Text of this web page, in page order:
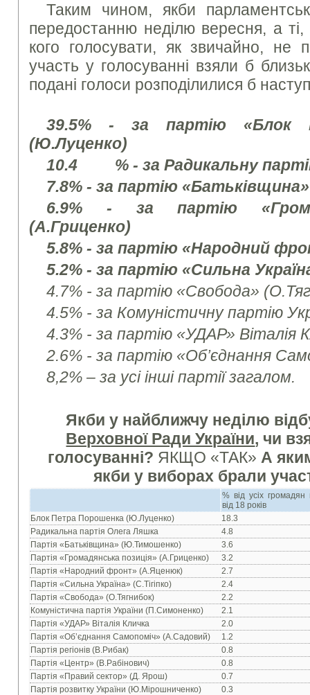
Таким чином, якби
передостанню неділю вересня, а
кого голосувати, як звичайно,
участь у голосуванні взяли б
подані голоси розподілилися б
39.5% - за партію «Блок
(Ю.Луценко)
10.4 % - за Радикальну
7.8% - за партію
6.9% - за партію
(А.Гриценко)
5.8% - за партію «Народний
5.2% - за партію «Сильна
4.7% - за партію «Свобода»
4.5% - за Комуністичну партію
4.3% - за партію «УДАР» Віталія
2.6% - за партію «Об’єднання
8,2% – за усі інші партії загалом.
Якби у найближчу неділю
Верховної Ради України, чи
голосуванні? ЯКЩО «ТАК» А
якби у виборах брали
% від усіх громадян
від 18 років
Блок Петра Порошенка (Ю.Луценко)
18.3
Радикальна партія Олега Ляшка
4.8
Партія «Батьківщина» (Ю.Тимошенко)
3.6
Партія «Громадянська позиція» (А.Гриценко)
3.2
Партія «Народний фронт» (А.Яценюк)
2.7
Партія «Сильна Україна» (С.Тігіпко)
2.4
Партія «Свобода» (О.Тягнибок)
2.2
Комуністична партія України (П.Симоненко)
2.1
Партія «УДАР» Віталія Кличка
2.0
Партія «Об’єднання Самопоміч» (А.Садовий)
1.2
Партія регіонів (В.Рибак)
0.8
Партія «Центр» (В.Рабінович)
0.8
Партія «Правий сектор» (Д. Ярош)
0.7
Партія розвитку України (Ю.Мірошниченко)
0.3